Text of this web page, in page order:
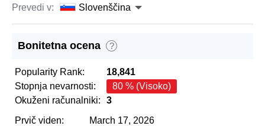
Prevedi v:
Slovenščina
Bonitetna ocena ?
Popularity Rank:
18,841
Stopnja nevarnosti:
80 % (Visoko)
Okuženi računalniki:
3
Prvič viden:
March 17, 2026